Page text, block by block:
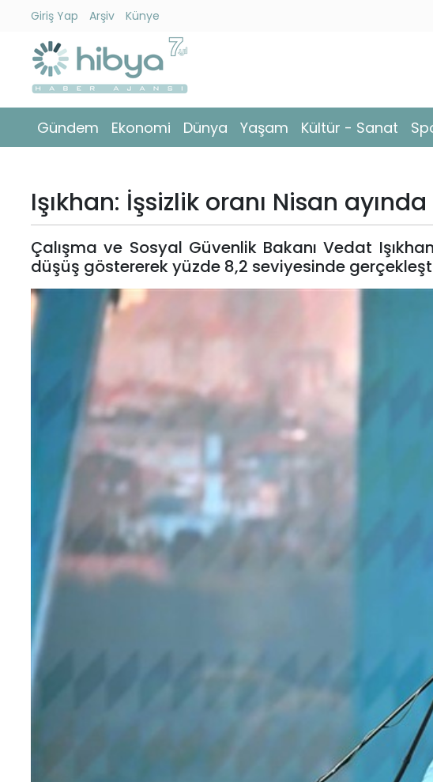
Giriş Yap Arşiv Künye
Gündem Ekonomi Dünya Yaşam Kültür - Sanat
Gündem
Ekonomi
Yaşam
Kültür
Sanat
Spor
Işıkhan: İşsizlik oranı Nisan
Çalışma ve Sosyal Güvenlik Bakanı Vedat
düşüş göstererek yüzde 8,2 seviyesinde